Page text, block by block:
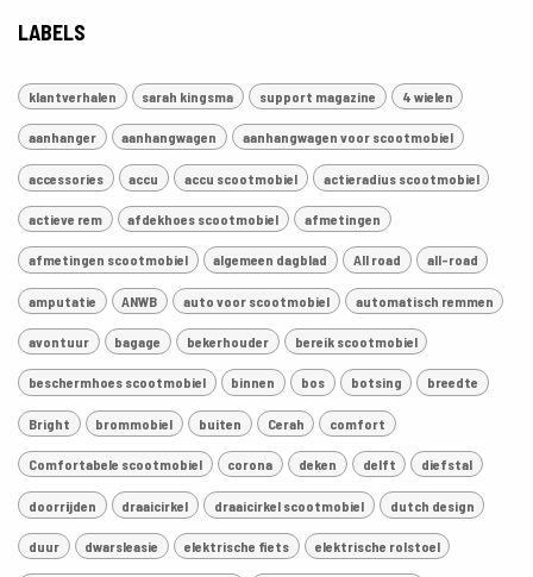
LABELS
klantverhalen sarah kingsma support magazine 4 wielen
aanhanger aanhangwagen aanhangwagen voor scootmobiel
accessories accu accu scootmobiel actieradius scootmobiel
actieve rem afdekhoes scootmobiel afmetingen
afmetingen scootmobiel algemeen dagblad All road all-road
amputatie ANWB auto voor scootmobiel automatisch remmen
avontuur bagage bekerhouder bereik scootmobiel
beschermhoes scootmobiel binnen bos botsing breedte
Bright brommobiel buiten Cerah comfort
Comfortabele scootmobiel corona deken delft diefstal
doorrijden draaicirkel draaicirkel scootmobiel dutch design
duur dwarsleasie elektrische fiets elektrische rolstoel